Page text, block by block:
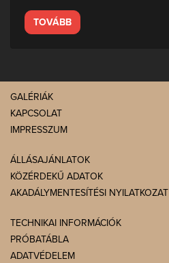
TOVÁBB
GALÉRIÁK
KAPCSOLAT
IMPRESSZUM
ÁLLÁSAJÁNLATOK
KÖZÉRDEKŰ ADATOK
AKADÁLYMENTESÍTÉSI NYILATKOZAT
TECHNIKAI INFORMÁCIÓK
PRÓBATÁBLA
ADATVÉDELEM